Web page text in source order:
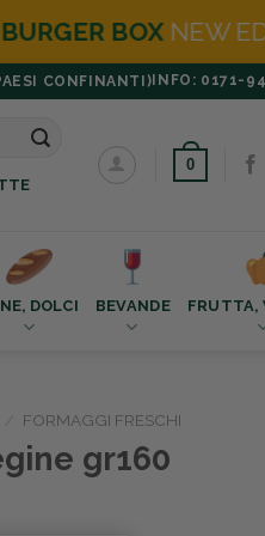
(PANE BURGER
CONFINANTI)INFO: 0171-
0
DOLCI BEVANDE FRUTTA,
FORMAGGI FRESCHI
gr160